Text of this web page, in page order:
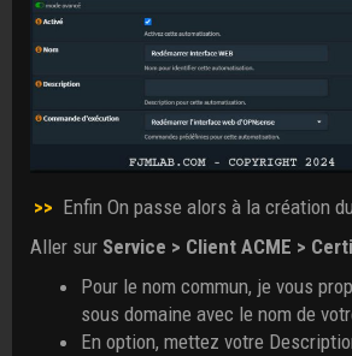
>> Enfin On passe alors à la création
Aller sur Service > Client ACME >
Pour le nom commun, je vous
sous domaine avec le nom de
En option, mettez votre